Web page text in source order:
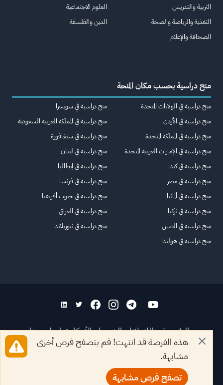
هذه الفرصة قد انتهت! قم بتصفح فرص أخرى
مشابهة.
تصفح فرص مشابهة
التربية والتدريس
التغذية والرياضة والصحة
الصحافة والإعلام
العلوم الاجتماعية
الدين والفلسفة
منح دراسية بحسب مكان المنحة
منح دراسية في الولايات المتحدة
منح دراسية في الأردن
منح دراسية في المملكة المتحدة
منح دراسية في الإمارات العربية المتحدة
منح دراسية في كندا
منح دراسية في مصر
منح دراسية في ألمانيا
منح دراسية في تركيا
منح دراسية في الصين
منح دراسية في هولندا
منح دراسية في سويسرا
منح دراسية في المملكة العربية السعودية
منح دراسية في سنغافورة
منح دراسية في لبنان
منح دراسية في إيطاليا
منح دراسية في فرنسا
منح دراسية في جنوب أفريقيا
منح دراسية في العراق
منح دراسية في نيوزيلاندا
الرئيسيةعناللاعلاناتالشروط والأحكامتواصل معنا
الأسئلة الشائعةخريطة الموقع
جميع الحقوق محفوظة لمنصة فرصة